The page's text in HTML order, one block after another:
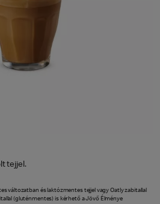
tejjel.
változatban és laktózmentes tejjel vagy Oatly zabitallal
(gluténmentes) is kérhető a Jövő Élménye